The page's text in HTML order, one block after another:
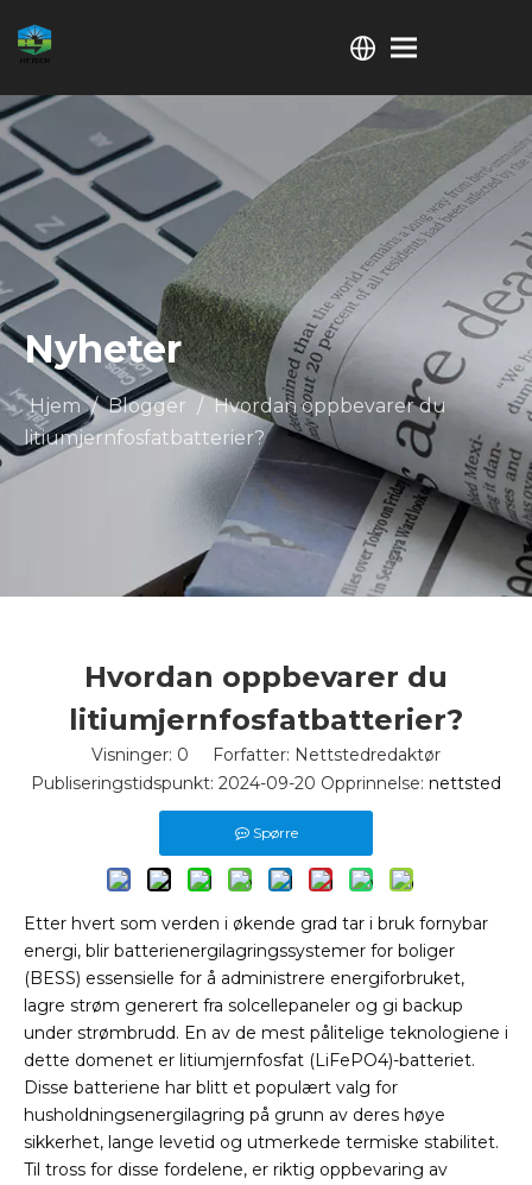
Nyheter
Hjem / Blogger / Hvordan oppbevarer du
litiumjernfosfatbatterier?
Hvordan oppbevarer du
litiumjernfosfatbatterier?
Visninger: 0 Forfatter: Nettstedredaktør
Publiseringstidspunkt: 2024-09-20 Opprinnelse: nettsted
Spørre
Etter hvert som verden i økende grad tar i bruk fornybar
energi, blir batterienergilagringssystemer for boliger
(BESS) essensielle for å administrere energiforbruket,
lagre strøm generert fra solcellepaneler og gi backup
under strømbrudd. En av de mest pålitelige teknologiene i
dette domenet er litiumjernfosfat (LiFePO4)-batteriet.
Disse batteriene har blitt et populært valg for
husholdningsenergilagring på grunn av deres høye
sikkerhet, lange levetid og utmerkede termiske stabilitet.
Til tross for disse fordelene, er riktig oppbevaring av